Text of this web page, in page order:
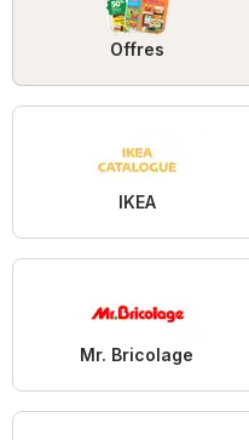
Offres
IKEA
Mr. Bricolage